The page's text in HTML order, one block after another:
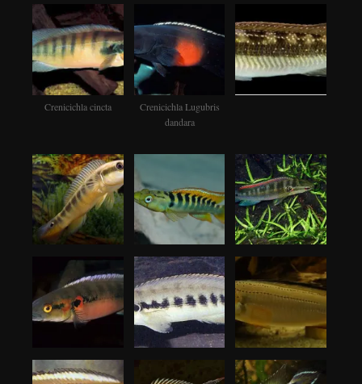
Crenicichla cincta
Crenicichla Lugubris
dandara